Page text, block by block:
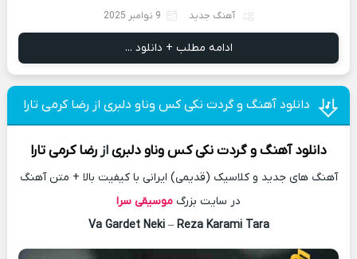
آهنگ جدید 9 نوامبر 2025
ادامه مطلب + دانلود ...
دانلود آهنگ و گردت نکی کس وناو دلبری از رضا کرمی تارا
دانلود آهنگو گردت نکی کس وناو دلبریازرضا کرمی تارا
آهنگ های جدید و کلاسیک (قدیمی) ایرانی با کیفیت بالا + متن آهنگ
در سایت بزرگ موسیقی سرا
Va Gardet Neki– Reza Karami Tara